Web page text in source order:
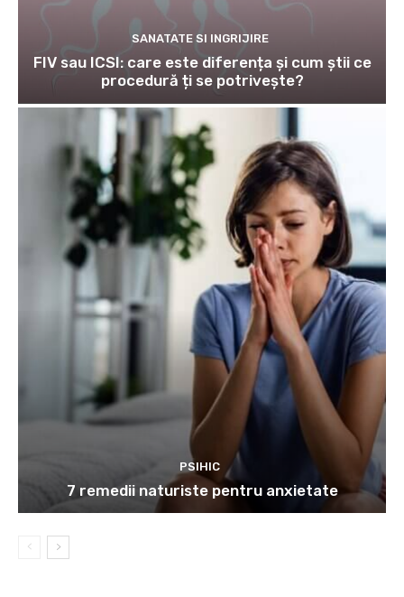
SANATATE SI INGRIJIRE
FIV sau ICSI: care este diferența și cum știi ce
procedură ți se potrivește?
PSIHIC
7 remedii naturiste pentru anxietate